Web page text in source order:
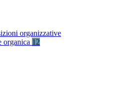
organizzative
organica 12